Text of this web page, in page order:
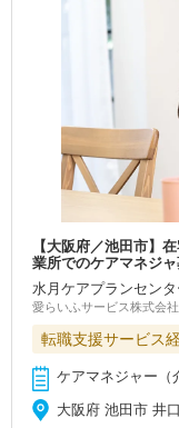
【大阪府／池田市】
業所でのケアマネジャ
水月ケアプランセンタ
愛らいふサービス株式会社
転職支援サービス
ケアマネジャー（
大阪府 池田市 井